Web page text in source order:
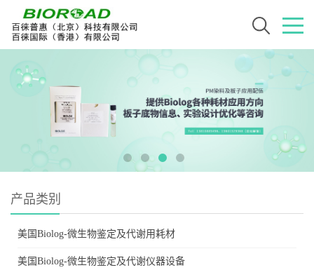
产品类别
美国Biolog-微生物鉴定及代谢用耗材
美国Biolog-微生物鉴定及代谢仪器设备